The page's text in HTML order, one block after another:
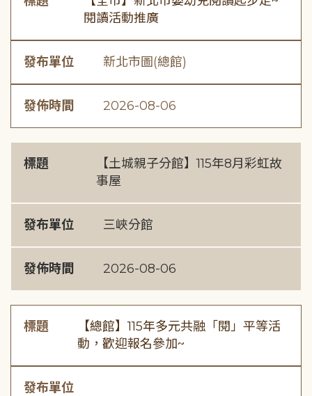
閱讀活動推廣
發布單位 新北市圖(總館)
發佈時間 2026-08-06
標題
【土城親子分館】115年8月彩虹故
事屋
發布單位 三峽分館
發佈時間 2026-08-06
標題
【總館】115年多元共融「閱」平等活
動，歡迎報名參加~
發布單位